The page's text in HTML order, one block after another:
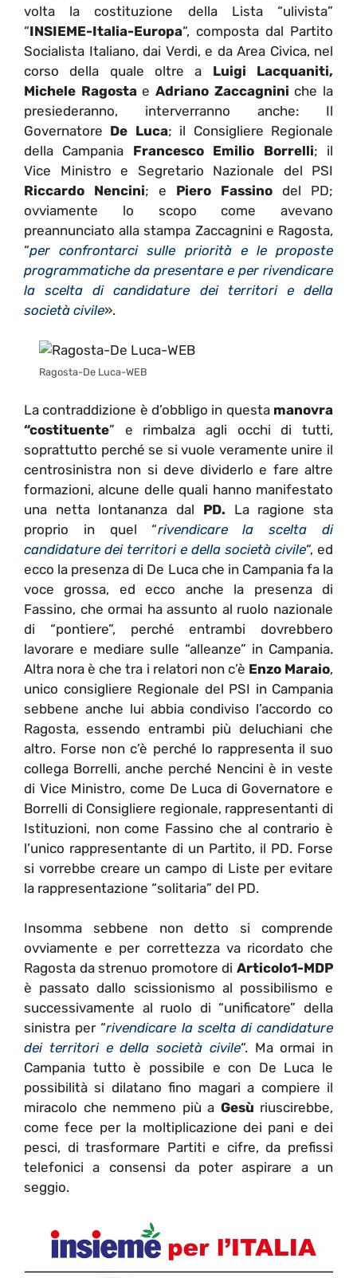
volta la costituzione della Lista “ulivista”
“INSIEME-Italia-Europa“, composta dal Partito
Socialista Italiano, dai Verdi, e da Area Civica, nel
corso della quale oltre a Luigi Lacquaniti,
Michele RagostaeAdriano Zaccagnini che la
presiederanno, interverranno anche: Il
Governatore De Luca; il Consigliere Regionale
della Campania Francesco Emilio Borrelli; il
Vice Ministro e Segretario Nazionale del PSI
Riccardo Nencini; e Piero Fassino del PD;
ovviamente lo scopo come avevano
preannunciato alla stampa Zaccagnini e Ragosta,
“per confrontarci sulle priorità e le proposte
programmatiche da presentare e per rivendicare
la scelta di candidature dei territori e della
società civile».
Ragosta-De Luca-WEB
La contraddizione è d’obbligo in questa manovra
“costituente” e rimbalza agli occhi di tutti,
soprattutto perché se si vuole veramente unire il
centrosinistra non si deve dividerlo e fare altre
formazioni, alcune delle quali hanno manifestato
una netta lontananza dal PD. La ragione sta
proprio in quel “rivendicare la scelta di
candidature dei territori e della società civile“, ed
ecco la presenza di De Luca che in Campania fa la
voce grossa, ed ecco anche la presenza di
Fassino, che ormai ha assunto al ruolo nazionale
di “pontiere”, perché entrambi dovrebbero
lavorare e mediare sulle “alleanze” in Campania.
Altra nora è che tra i relatori non c’è Enzo Maraio,
unico consigliere Regionale del PSI in Campania
sebbene anche lui abbia condiviso l’accordo co
Ragosta, essendo entrambi più deluchiani che
altro. Forse non c’è perché lo rappresenta il suo
collega Borrelli, anche perché Nencini è in veste
di Vice Ministro, come De Luca di Governatore e
Borrelli di Consigliere regionale, rappresentanti di
Istituzioni, non come Fassino che al contrario è
l’unico rappresentante di un Partito, il PD. Forse
si vorrebbe creare un campo di Liste per evitare
la rappresentazione “solitaria” del PD.
Insomma sebbene non detto si comprende
ovviamente e per correttezza va ricordato che
Ragosta da strenuo promotore di Articolo1-MDP
è passato dallo scissionismo al possibilismo e
successivamente al ruolo di “unificatore” della
sinistra per “rivendicare la scelta di candidature
dei territori e della società civile“. Ma ormai in
Campania tutto è possibile e con De Luca le
possibilità si dilatano fino magari a compiere il
miracolo che nemmeno più a Gesù riuscirebbe,
come fece per la moltiplicazione dei pani e dei
pesci, di trasformare Partiti e cifre, da prefissi
telefonici a consensi da poter aspirare a un
seggio.